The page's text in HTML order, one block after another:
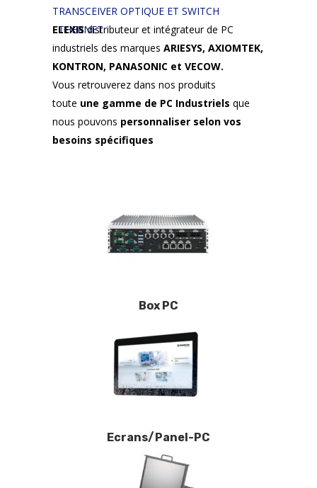
TRANSCEIVER OPTIQUE ET SWITCH
ETHERNET
ELEXISdistributeur et intégrateur de PC
industriels des marques ARIESYS, AXIOMTEK,
KONTRON, PANASONIC et VECOW.
Vous retrouverez dans nos produits
toute une gamme de PC Industriels que
nous pouvons personnaliser selon vos
besoins spécifiques
Box PC
Ecrans/Panel-PC